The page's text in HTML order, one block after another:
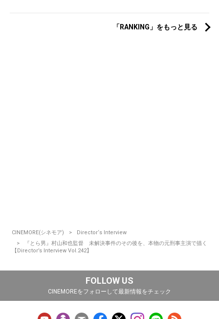
「RANKING」をもっと見る
CINEMORE(シネモア)
Director‘s Interview
『とら男』村山和也監督 未解決事件のその後を、本物の元刑事主演で描く
【Director’s Interview Vol.242】
FOLLOW US
CINEMOREをフォローして最新情報をチェック